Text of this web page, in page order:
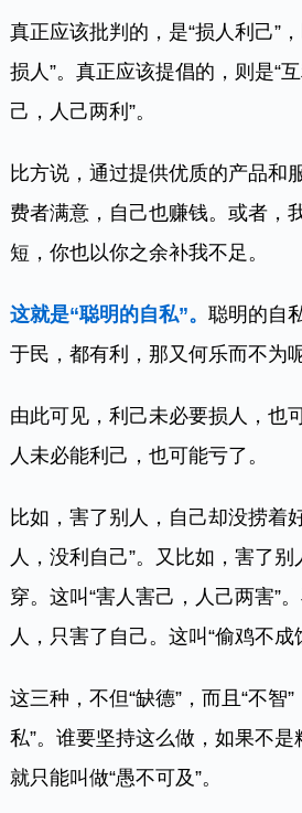
真正应该批判的，是“损人利己”
损人”。真正应该提倡的，则是“
己，人己两利”。
比方说，通过提供优质的产品和
费者满意，自己也赚钱。或者，
短，你也以你之余补我不足。
这就是“聪明的自私”。聪明的自
于民，都有利，那又何乐而不为
由此可见，利己未必要损人，也
人未必能利己，也可能亏了。
比如，害了别人，自己却没捞着
人，没利自己”。又比如，害了
穿。这叫“害人害己，人己两害”
人，只害了自己。这叫“偷鸡不成
这三种，不但“缺德”，而且“不智
私”。谁要坚持这么做，如果不
就只能叫做“愚不可及”。